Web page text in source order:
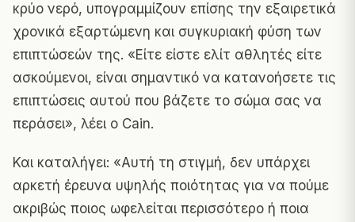
κρύο νερό, υπογραμμίζουν επίσης την εξαιρετικά
χρονικά εξαρτώμενη και συγκυριακή φύση των
επιπτώσεών της. «Είτε είστε ελίτ αθλητές είτε
ασκούμενοι, είναι σημαντικό να κατανοήσετε τις
επιπτώσεις αυτού που βάζετε το σώμα σας να
περάσει», λέει ο Cain.
Και καταλήγει: «Αυτή τη στιγμή, δεν υπάρχει
αρκετή έρευνα υψηλής ποιότητας για να πούμε
ακριβώς ποιος ωφελείται περισσότερο ή ποια